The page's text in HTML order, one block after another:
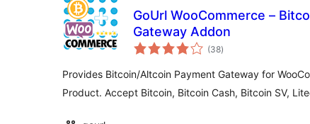
GoUrl WooCommerce –
Gateway Addon
(38totaal
waarderingen
)
Provides Bitcoin/Altcoin Payment Gateway for
Product. Accept Bitcoin, Bitcoin Cash, Bitcoin SV,